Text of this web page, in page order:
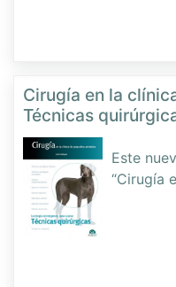
Cirugía en la
Técnicas
Este
“Cirugía